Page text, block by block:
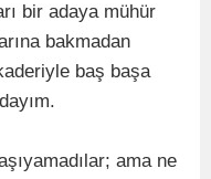
bir adaya mühür
bakmadan
baş başa
ama ne